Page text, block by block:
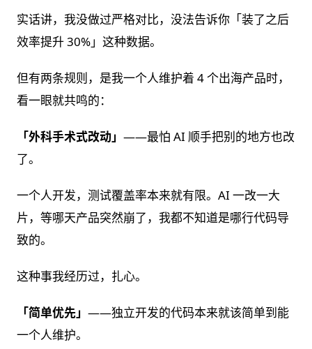
实话讲，我没做过严格对比，没法告诉你「装了之后
效率提升 30%」这种数据。
但有两条规则，是我一个人维护着 4 个出海产品时，
看一眼就共鸣的：
「外科手术式改动」 ——最怕 AI 顺手把别的地方也改
了。
一个人开发，测试覆盖率本来就有限。AI 一改一大
片，等哪天产品突然崩了，我都不知道是哪行代码导
致的。
这种事我经历过，扎心。
「简单优先」 ——独立开发的代码本来就该简单到能
一个人维护。